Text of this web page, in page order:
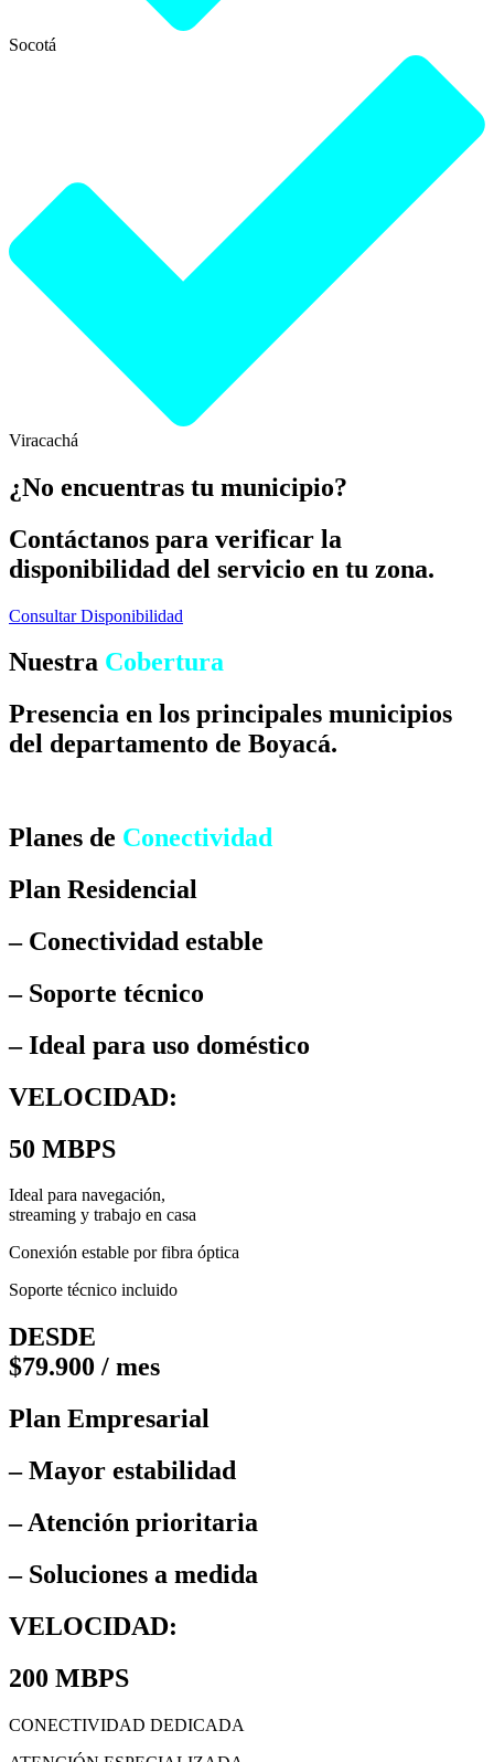
Socotá
Viracachá
¿No encuentras tu municipio?
Contáctanos para verificar la
disponibilidad del servicio en tu zona.
Consultar Disponibilidad
Nuestra Cobertura
Presencia en los principales municipios
del departamento de Boyacá.
Planes de Conectividad
Plan Residencial
– Conectividad estable
– Soporte técnico
– Ideal para uso doméstico
VELOCIDAD:
50 MBPS
Ideal para navegación,
streaming y trabajo en casa
Conexión estable por fibra óptica
Soporte técnico incluido
DESDE
$79.900 / mes
Plan Empresarial
– Mayor estabilidad
– Atención prioritaria
– Soluciones a medida
VELOCIDAD:
200 MBPS
CONECTIVIDAD DEDICADA